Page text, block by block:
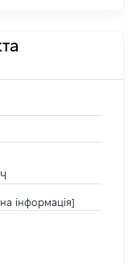
інформація]